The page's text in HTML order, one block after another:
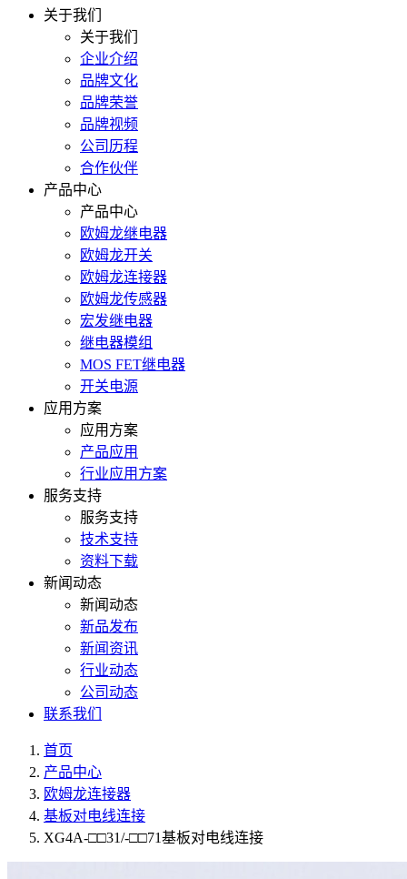
关于我们
关于我们
企业介绍
品牌文化
品牌荣誉
品牌视频
公司历程
合作伙伴
产品中心
产品中心
欧姆龙继电器
欧姆龙开关
欧姆龙连接器
欧姆龙传感器
宏发继电器
继电器模组
MOS FET继电器
开关电源
应用方案
应用方案
产品应用
行业应用方案
服务支持
服务支持
技术支持
资料下载
新闻动态
新闻动态
新品发布
新闻资讯
行业动态
公司动态
联系我们
首页
产品中心
欧姆龙连接器
基板对电线连接
XG4A-□□31/-□□71基板对电线连接